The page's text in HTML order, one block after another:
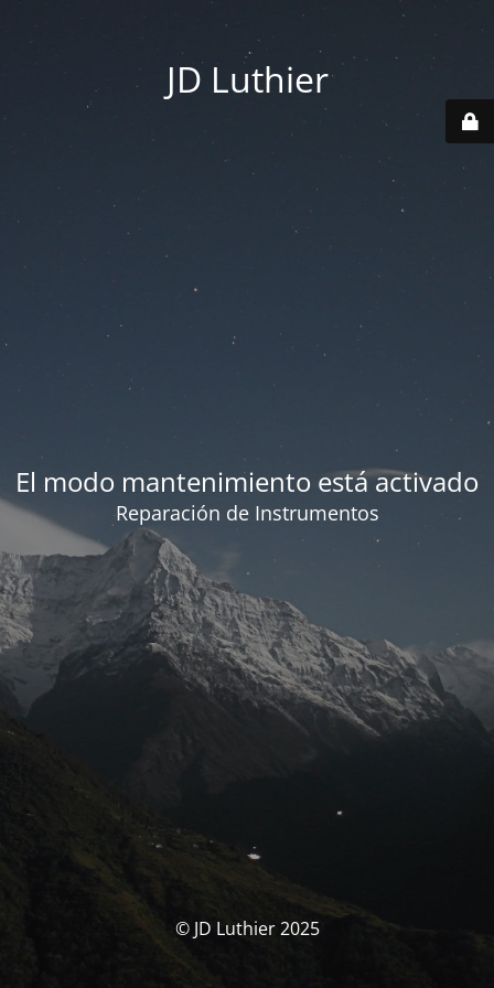
JD Luthier
El modo mantenimiento está activado
Reparación de Instrumentos
© JD Luthier 2025